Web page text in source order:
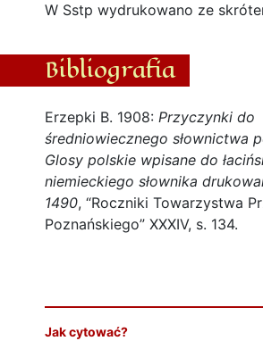
W Sstp wydrukowano ze
Bibliografia
Erzepki B. 1908: Przyczynki do
średniowiecznego słownictwa
Glosy polskie wpisane do
niemieckiego słownika
1490, “Roczniki Towarzystwa
Poznańskiego” XXXIV, s. 134.
Jak cytować?